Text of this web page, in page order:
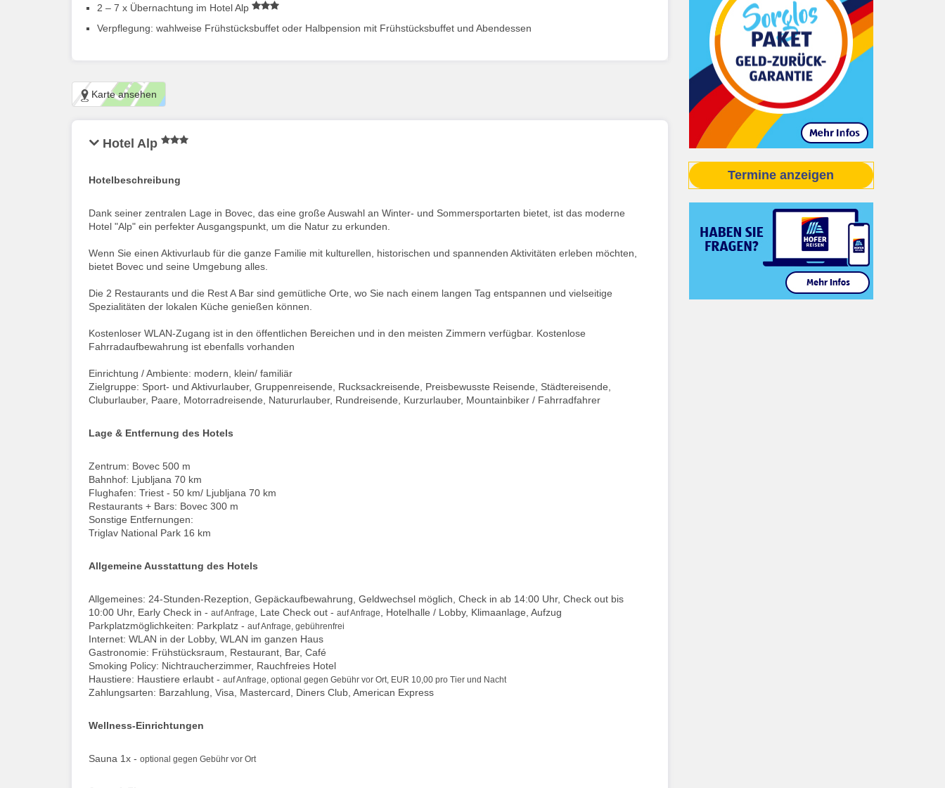
Termine anzeigen
2 – 7 x Übernachtung im Hotel Alp
Verpflegung: wahlweise Frühstücksbuffet oder Halbpension mit Frühstücksbuffet und Abendessen
Karte ansehen
Hotel Alp
Hotelbeschreibung
Dank seiner zentralen Lage in Bovec, das eine große Auswahl an Winter- und Sommersportarten bietet, ist das moderne
Hotel "Alp" ein perfekter Ausgangspunkt, um die Natur zu erkunden.
Wenn Sie einen Aktivurlaub für die ganze Familie mit kulturellen, historischen und spannenden Aktivitäten erleben möchten,
bietet Bovec und seine Umgebung alles.
Die 2 Restaurants und die Rest A Bar sind gemütliche Orte, wo Sie nach einem langen Tag entspannen und vielseitige
Spezialitäten der lokalen Küche genießen können.
Kostenloser WLAN-Zugang ist in den öffentlichen Bereichen und in den meisten Zimmern verfügbar. Kostenlose
Fahrradaufbewahrung ist ebenfalls vorhanden
Einrichtung / Ambiente: modern, klein/ familiär
Zielgruppe: Sport- und Aktivurlauber, Gruppenreisende, Rucksackreisende, Preisbewusste Reisende, Städtereisende,
Cluburlauber, Paare, Motorradreisende, Natururlauber, Rundreisende, Kurzurlauber, Mountainbiker / Fahrradfahrer
Lage & Entfernung des Hotels
Zentrum: Bovec 500 m
Bahnhof: Ljubljana 70 km
Flughafen: Triest - 50 km/ Ljubljana 70 km
Restaurants + Bars: Bovec 300 m
Sonstige Entfernungen:
Triglav National Park 16 km
Allgemeine Ausstattung des Hotels
Allgemeines: 24-Stunden-Rezeption, Gepäckaufbewahrung, Geldwechsel möglich, Check in ab 14:00 Uhr, Check out bis
10:00 Uhr, Early Check in - auf Anfrage , Late Check out - auf Anfrage
, Hotelhalle / Lobby, Klimaanlage, Aufzug
Parkplatzmöglichkeiten: Parkplatz - auf Anfrage, gebührenfrei
Internet: WLAN in der Lobby, WLAN im ganzen Haus
Gastronomie: Frühstücksraum, Restaurant, Bar, Café
Smoking Policy: Nichtraucherzimmer, Rauchfreies Hotel
Haustiere: Haustiere erlaubt - auf Anfrage, optional gegen Gebühr vor Ort, EUR 10,00 pro Tier und Nacht
Zahlungsarten: Barzahlung, Visa, Mastercard, Diners Club, American Express
Wellness-Einrichtungen
Sauna 1x - optional gegen Gebühr vor Ort